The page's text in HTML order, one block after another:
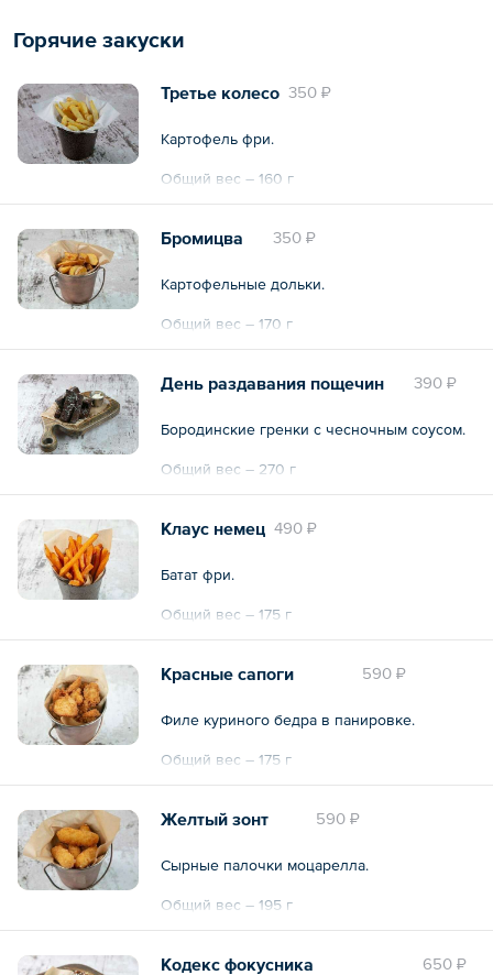
Горячие закуски
350 ₽
Третье колесо
Картофель фри.
Общий вес – 160 г
350 ₽
Бромицва
Картофельные дольки.
Общий вес – 170 г
390 ₽
День раздавания пощечин
Бородинские гренки с чесночным соусом.
Общий вес – 270 г
490 ₽
Клаус немец
Батат фри.
Общий вес – 175 г
590 ₽
Красные сапоги
Филе куриного бедра в панировке.
Общий вес – 175 г
590 ₽
Желтый зонт
Сырные палочки моцарелла.
Общий вес – 195 г
650 ₽
Кодекс фокусника